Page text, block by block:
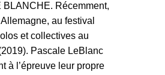
BLANCHE. Récemment,
au festival
et collectives au
Pascale LeBlanc
à l’épreuve leur propre